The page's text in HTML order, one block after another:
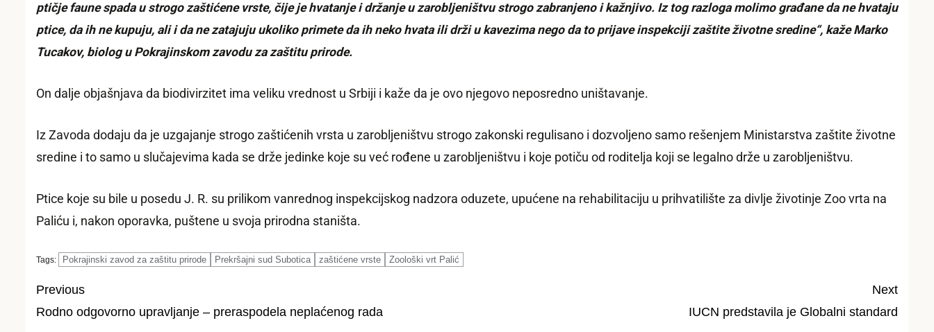
ptičje faune spada u strogo zaštićene vrste, čije je hvatanje i držanje u zarobljeništvu strogo zabranjeno i kažnjivo. Iz tog razloga molimo građane da ne hvataju
ptice, da ih ne kupuju, ali i da ne zatajuju ukoliko primete da ih neko hvata ili drži u kavezima nego da to prijave inspekciji zaštite životne sredine“, kaže Marko
Tucakov, biolog u Pokrajinskom zavodu za zaštitu prirode.
On dalje objašnjava da biodivirzitet ima veliku vrednost u Srbiji i kaže da je ovo njegovo neposredno uništavanje.
Iz Zavoda dodaju da je uzgajanje strogo zaštićenih vrsta u zarobljeništvu strogo zakonski regulisano i dozvoljeno samo rešenjem Ministarstva zaštite životne
sredine i to samo u slučajevima kada se drže jedinke koje su već rođene u zarobljeništvu i koje potiču od roditelja koji se legalno drže u zarobljeništvu.
Ptice koje su bile u posedu J. R. su prilikom vanrednog inspekcijskog nadzora oduzete, upućene na rehabilitaciju u prihvatilište za divlje životinje Zoo vrta na
Paliću i, nakon oporavka, puštene u svoja prirodna staništa.
Tags: Pokrajinski zavod za zaštitu prirode Prekršajni sud Subotica zaštićene vrste Zoološki vrt Palić
Post
Previous
Rodno odgovorno upravljanjе – prеraspodеla nеplaćеnog rada
Next
IUCN predstavila je Globalni standard